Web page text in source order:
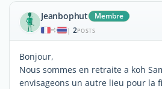
Jeanbophut Membre
| 2POSTS
Bonjour,
Nous sommes en retraite a koh
envisageons un autre lieu pour la